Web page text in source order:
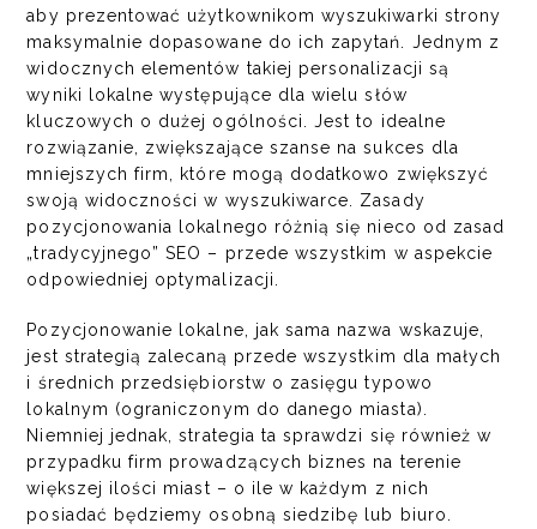
aby prezentować użytkownikom wyszukiwarki strony
maksymalnie dopasowane do ich zapytań. Jednym z
widocznych elementów takiej personalizacji są
wyniki lokalne występujące dla wielu słów
kluczowych o dużej ogólności. Jest to idealne
rozwiązanie, zwiększające szanse na sukces dla
mniejszych firm, które mogą dodatkowo zwiększyć
swoją widoczności w wyszukiwarce. Zasady
pozycjonowania lokalnego różnią się nieco od zasad
„tradycyjnego”SEO – przede wszystkim w aspekcie
odpowiedniej optymalizacji.
Pozycjonowanie lokalne, jak sama nazwa wskazuje,
jest strategią zalecaną przede wszystkim dla małych
i średnich przedsiębiorstw o zasięgu typowo
lokalnym (ograniczonym do danego miasta).
Niemniej jednak, strategia ta sprawdzi się również w
przypadku firm prowadzących biznes na terenie
większej ilości miast – o ile w każdym z nich
posiadać będziemy osobną siedzibę lub biuro.